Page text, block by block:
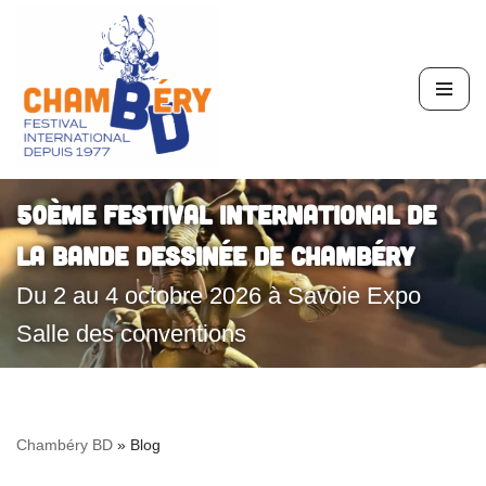
au
contenu
50ème Festival International de
la Bande Dessinée de Chambéry
Du 2 au 4 octobre 2026 à Savoie Expo
Salle des conventions
Chambéry BD » Blog